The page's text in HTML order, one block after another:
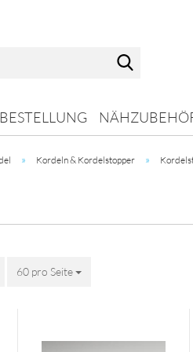
» Kordeln & Kordelstopper »
60 pro Seite
pro Seite